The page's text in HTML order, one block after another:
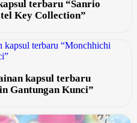
terbaru “Sanrio
Key Collection”
kapsul terbaru
Gantungan Kunci”